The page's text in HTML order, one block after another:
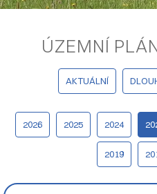
ÚZEMNÍ
AKTUÁLNÍ
2026 2025 2024
2019